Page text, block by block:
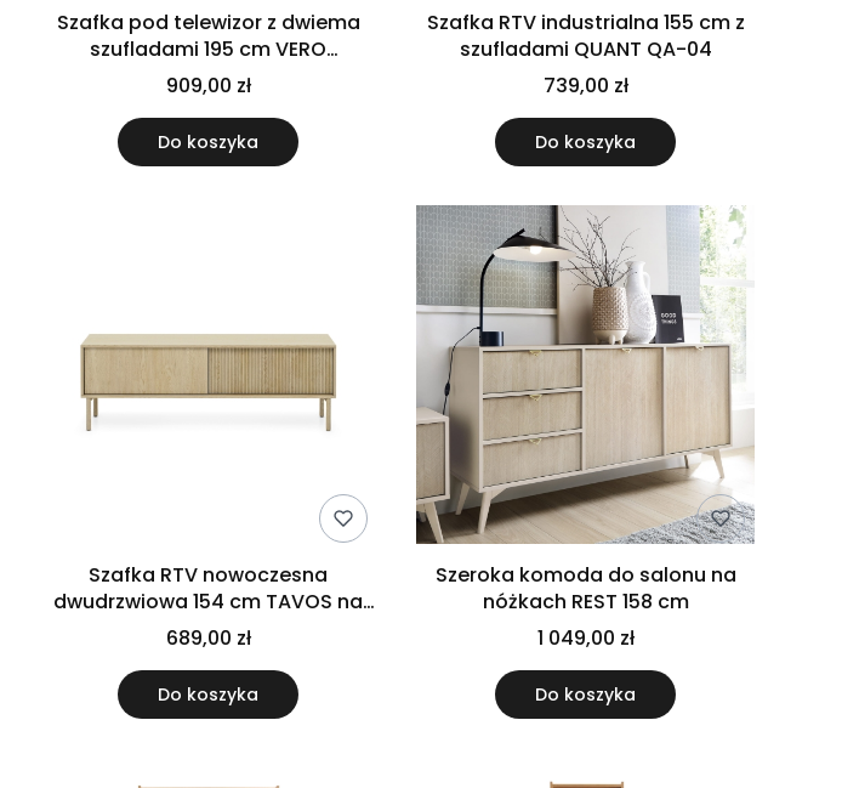
Szafka pod telewizor z dwiema
szufladami 195 cm VERO
ryflowana na nóżkach
dwudrzwiowa dąb dunin
909,00 zł
Do koszyka
Szafka RTV industrialna 155 cm z
szufladami QUANT QA-04
739,00 zł
Do koszyka
Szafka RTV nowoczesna
dwudrzwiowa 154 cm TAVOS na
nóżkach ryflowana dąb cremona
689,00 zł
Do koszyka
Szeroka komoda do salonu na
nóżkach REST 158 cm
1 049,00 zł
Do koszyka